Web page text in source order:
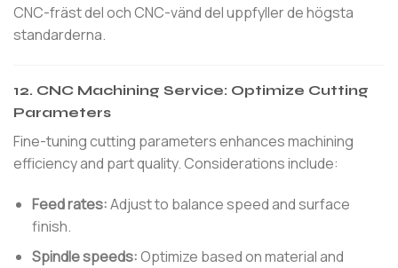
CNC-fräst del och CNC-vänd del uppfyller de högsta
standarderna.
12. CNC Machining Service: Optimize Cutting
Parameters
Fine-tuning cutting parameters enhances machining
efficiency and part quality. Considerations include:
Feed rates:Adjust to balance speed and surface
finish.
Spindle speeds:Optimize based on material and